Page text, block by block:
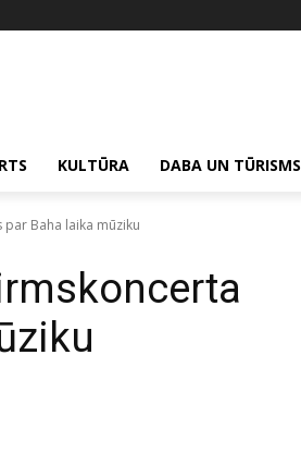
KULTŪRA DABA UN TŪRISMS
Baha laika mūziku